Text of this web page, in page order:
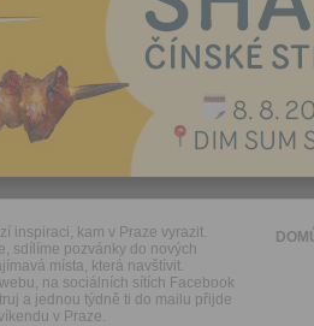
inspiraci, kam v Praze vyrazit.
sdílíme pozvánky do nových
místa, která navštívit.
na sociálních sítích Facebook
a jednou týdně ti do mailu přijde
v Praze.